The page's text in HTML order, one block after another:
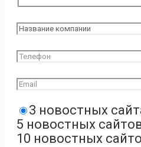
3 новостных
5 новостных
10 новостных